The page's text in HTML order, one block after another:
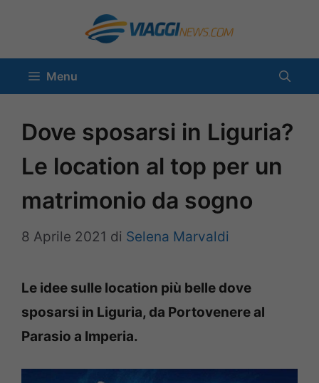
contenuto
Menu
Dove sposarsi in Liguria?
Le location al top per un
matrimonio da sogno
8 Aprile 2021 di Selena Marvaldi
Le idee sulle location più belle dove
sposarsi in Liguria, da Portovenere al
Parasio a Imperia.